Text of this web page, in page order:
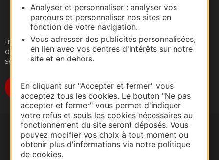
Analyser et personnaliser : analyser vos
parcours et personnaliser nos sites en
fonction de votre navigation.
Vous adresser des publicités personnalisées,
en lien avec vos centres d'intérêts sur notre
site et en dehors.
En cliquant sur "Accepter et fermer" vous
acceptez tous les cookies. Le bouton "Ne pas
accepter et fermer" vous permet d'indiquer
votre refus et seuls les cookies nécessaires au
fonctionnement du site seront déposés. Vous
pouvez modifier vos choix à tout moment ou
obtenir plus d'informations via notre politique
de cookies.
Inscrivez-vous gratuitement à notre lettre
d'information pour recevoir nos suggestions de
séjours, de visites et de sorties.
Je m'abonne